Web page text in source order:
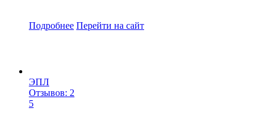
Подробнее Перейти на сайт
ЭПЛ
Отзывов: 2
5